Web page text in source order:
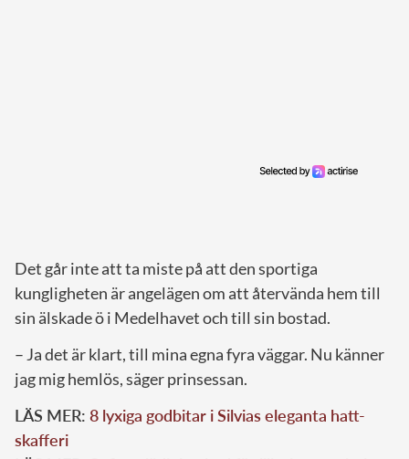
Det går inte att ta miste på att den sportiga
kungligheten är angelägen om att återvända hem till
sin älskade ö i Medelhavet och till sin bostad.
– Ja det är klart, till mina egna fyra väggar. Nu känner
jag mig hemlös, säger prinsessan.
LÄS MER: 8 lyxiga godbitar i Silvias eleganta hatt-
skafferi